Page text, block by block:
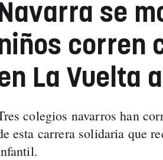
Navarra se
corren
La Vuelta
colegios navarros han
esta carrera solidaria que